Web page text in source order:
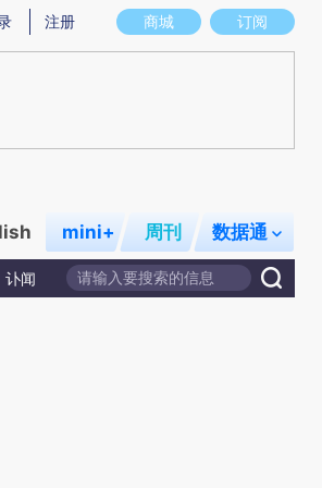
意图存在偏差。不代表财新观点和立场。推荐点击
商城 订阅
注册
mini+ 周刊 数据通
讣闻